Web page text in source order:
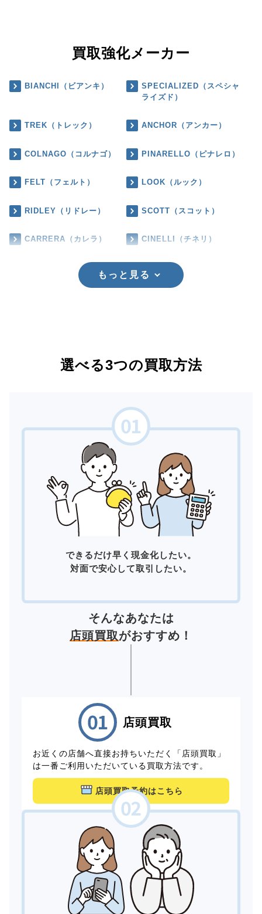
買取強化メーカー
BIANCHI（ビアンキ）
SPECIALIZED（スペシャ
ライズド）
TREK（トレック） ANCHOR（アンカー）
COLNAGO（コルナゴ） PINARELLO（ピナレロ）
FELT（フェルト） LOOK（ルック）
RIDLEY（リドレー） SCOTT（スコット）
CARRERA（カレラ） CINELLI（チネリ）
もっと見る
選べる3つの買取方法
できるだけ早く現金化したい。
対面で安心して取引したい。
そんなあなたは
店頭買取がおすすめ！
店頭買取
お近くの店舗へ直接お持ちいただく「店頭買取」
は一番ご利用いただいている買取方法です。
店頭買取予約はこちら